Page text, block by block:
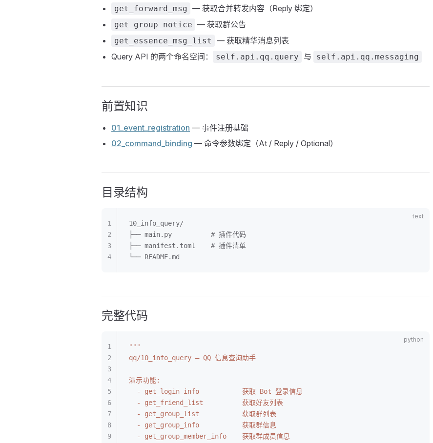
get_forward_msg — 获取合并转发内容（Reply 绑定）
get_group_notice — 获取群公告
get_essence_msg_list
— 获取精华消息列表
Query API 的两个命名空间：
self.api.qq.query 与 self.api.qq.messaging
前置知识
01_event_registration — 事件注册基础
02_command_binding — 命令参数绑定（At / Reply / Optional）
目录结构
10_info_query/
├── main.py          # 插件代码
├── manifest.toml    # 插件清单
└── README.md
完整代码
"""
qq/10_info_query — QQ 信息查询助手
演示功能:
  - get_login_info           获取 Bot 登录信息
  - get_friend_list          获取好友列表
  - get_group_list           获取群列表
  - get_group_info           获取群信息
  - get_group_member_info    获取群成员信息